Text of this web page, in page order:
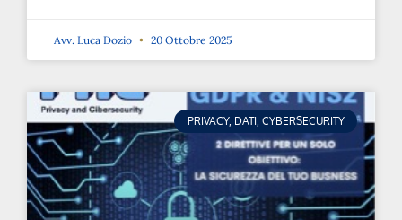
Avv. Luca Dozio 20 Ottobre 2025
PRIVACY, DATI, CYBERSECURITY